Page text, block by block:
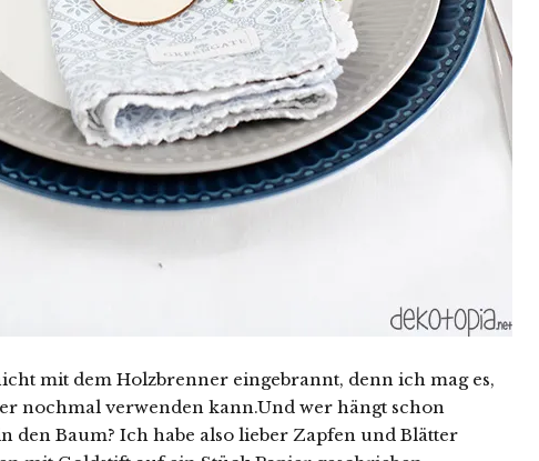
mit dem Holzbrenner eingebrannt, denn ich mag es,
nochmal verwenden kann.Und wer hängt schon
den Baum? Ich habe also lieber Zapfen und Blätter